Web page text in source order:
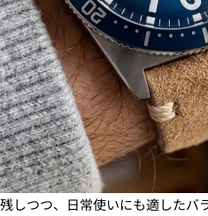
しつつ、日常使いにも適した